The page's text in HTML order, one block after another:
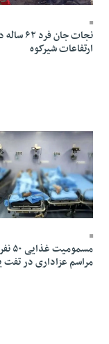
نجات جان فرد ۶۲
ارتفاعات شیرکوه
11 Mordad 1404 - 22:44
مراسم عزاداری در تفت